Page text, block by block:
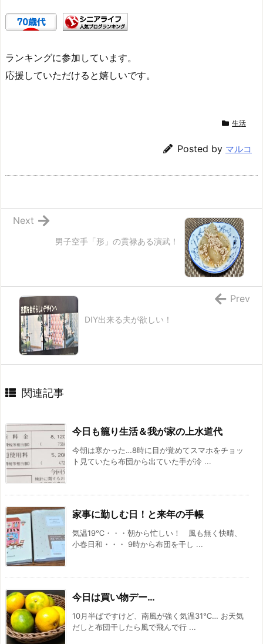
ランキングに参加しています。
応援していただけると嬉しいです。
生活
Posted by マルコ
男子空手「形」の貫禄ある演武！
Next
DIY出来る夫が欲しい！
Prev
関連記事
今日も籠り生活＆我が家の上水道代
今朝は寒かった…8時に目が覚めてスマホをチョッ
ト見ていたら布団から出ていた手が冷 ...
家事に勤しむ日！と来年の手帳
気温19℃・・・朝から忙しい！ 風も無く快晴、
小春日和・・・ 9時から布団を干し ...
今日は買い物デー…
10月半ばですけど、南風が強く気温31℃… お天気
だしと布団干したら風で飛んで行 ...